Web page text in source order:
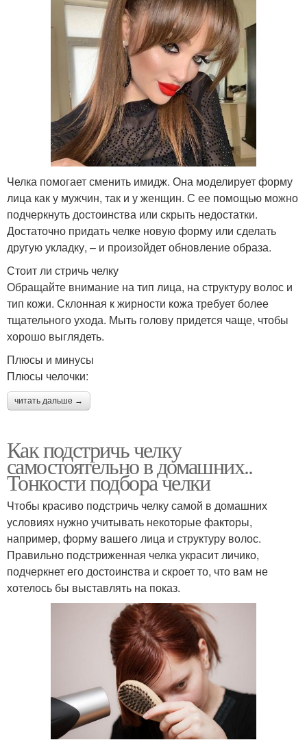
Челка помогает сменить имидж. Она моделирует форму
лица как у мужчин, так и у женщин. С ее помощью можно
подчеркнуть достоинства или скрыть недостатки.
Достаточно придать челке новую форму или сделать
другую укладку, – и произойдет обновление образа.
Стоит ли стричь челку
Обращайте внимание на тип лица, на структуру волос и
тип кожи. Склонная к жирности кожа требует более
тщательного ухода. Мыть голову придется чаще, чтобы
хорошо выглядеть.
Плюсы и минусы
Плюсы челочки:
читать дальше →
Как подстричь челку
самостоятельно в домашних..
Тонкости подбора челки
Чтобы красиво подстричь челку самой в домашних
условиях нужно учитывать некоторые факторы,
например, форму вашего лица и структуру волос.
Правильно подстриженная челка украсит личико,
подчеркнет его достоинства и скроет то, что вам не
хотелось бы выставлять на показ.